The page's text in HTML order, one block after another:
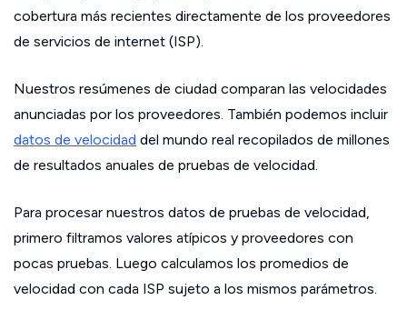
cobertura más recientes directamente de los proveedores
de servicios de internet (ISP).
Nuestros resúmenes de ciudad comparan las velocidades
anunciadas por los proveedores. También podemos incluir
datos de velocidad del mundo real recopilados de millones
de resultados anuales de pruebas de velocidad.
Para procesar nuestros datos de pruebas de velocidad,
primero filtramos valores atípicos y proveedores con
pocas pruebas. Luego calculamos los promedios de
velocidad con cada ISP sujeto a los mismos parámetros.